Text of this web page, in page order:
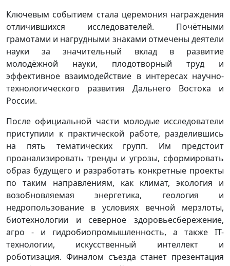
Ключевым событием стала церемония награждения
отличившихся исследователей. Почётными
грамотами и нагрудными знаками отмечены деятели
науки за значительный вклад в развитие
молодёжной науки, плодотворный труд и
эффективное взаимодействие в интересах научно-
технологического развития Дальнего Востока и
России.
После официальной части молодые исследователи
приступили к практической работе, разделившись
на пять тематических групп. Им предстоит
проанализировать тренды и угрозы, сформировать
образ будущего и разработать конкретные проекты
по таким направлениям, как климат, экология и
возобновляемая энергетика, геология и
недропользование в условиях вечной мерзлоты,
биотехнологии и северное здоровьесбережение,
агро - и гидробиопромышленность, а также IT-
технологии, искусственный интеллект и
роботизация. Финалом съезда станет презентация